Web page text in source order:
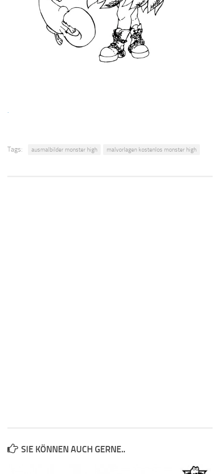
.
Tags: ausmalbilder monster high malvorlagen kostenlos monster high
SIE KÖNNEN AUCH GERNE..